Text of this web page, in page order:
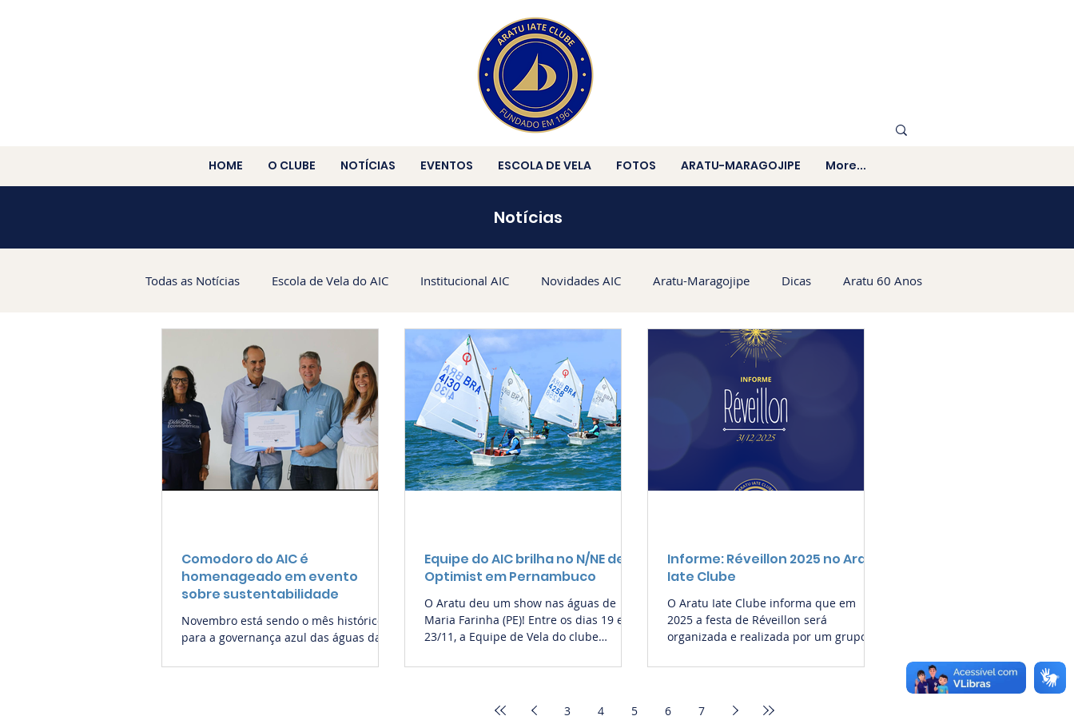
HOME O CLUBE NOTÍCIAS EVENTOS ESCOLA DE VELA FOTOS ARATU-MARAGOJIPE More...
Notícias
Todas as Notícias Escola de Vela do AIC Institucional AIC Novidades AIC Aratu-Maragojipe Dicas Aratu 60 Anos
Campeonato Brasileiro de HPE25 HC
Comodoro do AIC é
homenageado em evento
sobre sustentabilidade
Novembro está sendo o mês histórico
para a governança azul das águas da
Episódio da Série Diálogos
Equipe do AIC brilha no N/NE de
Optimist em Pernambuco
O Aratu deu um show nas águas de
Maria Farinha (PE)! Entre os dias 19 e
23/11, a Equipe de Vela do clube
Campeonato Norte/Nordeste de
atletas na competição, conseguindo
Informe: Réveillon 2025 no Aratu
Iate Clube
O Aratu Iate Clube informa que em
2025 a festa de Réveillon será
organizada e realizada por um grupo
clube para a realização, na noite de
formato de adesão, na sede do AIC,
3 4 5 6 7